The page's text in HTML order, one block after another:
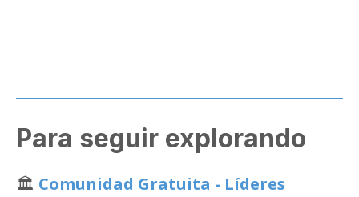
Para seguir explorando
🏛️ Comunidad Gratuita - Líderes